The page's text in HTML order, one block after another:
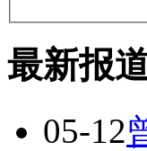
最新报
05-12